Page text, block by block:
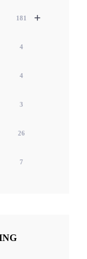
+
181
4
4
3
26
7